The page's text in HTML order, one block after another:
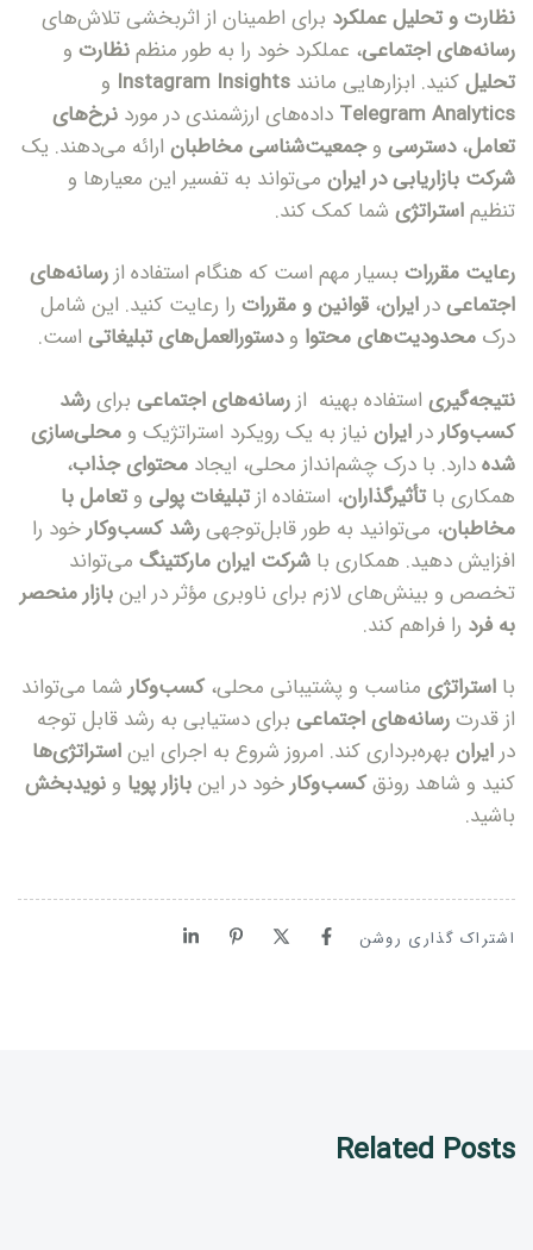
نظارت و تحلیل عملکرد برای اطمینان از اثربخشی تلاش‌های
رسانه‌های اجتماعی، عملکرد خود را به طور منظمنظارت و
تحلیلکنید. ابزارهایی مانند Instagram Insights و
Telegram Analytics داده‌های ارزشمندی در مورد نرخ‌های
تعامل،دسترسی وجمعیت‌شناسی مخاطبان ارائه می‌دهند. یک
شرکت بازاریابی در ایران می‌تواند به تفسیر این معیارها و
تنظیماستراتژی شما کمک کند.
رعایت مقررات بسیار مهم است که هنگام استفاده ازرسانه‌های
اجتماعیدرایران، قوانین و مقررات را رعایت کنید. این شامل
درک محدودیت‌های محتوا ودستورالعمل‌های تبلیغاتی است.
نتیجه‌گیری استفاده بهینه ازرسانه‌های اجتماعی برایرشد
کسب‌وکاردرایران نیاز به یک رویکرد استراتژیک و محلی‌سازی
شدهدارد. با درک چشم‌انداز محلی، ایجاد محتوای جذاب،
همکاری باتأثیرگذاران، استفاده ازتبلیغات پولی وتعامل با
مخاطبان، می‌توانید به طور قابل‌توجهیرشد کسب‌وکارخود را
افزایش دهید. همکاری با شرکت ایران مارکتینگ می‌تواند
تخصص و بینش‌های لازم برای ناوبری مؤثر در اینبازار منحصر
به فرد را فراهم کند.
با استراتژی مناسب و پشتیبانی محلی،کسب‌وکار شما می‌تواند
از قدرترسانه‌های اجتماعی برای دستیابی به رشد قابل توجه
درایران بهره‌برداری کند. امروز شروع به اجرای ایناستراتژی‌ها
کنید و شاهد رونقکسب‌وکارخود در اینبازار پویا و نویدبخش
باشید.
اشتراک گذاری روشن
Related Posts